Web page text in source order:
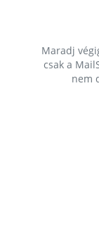
Maradj
csak a
nem